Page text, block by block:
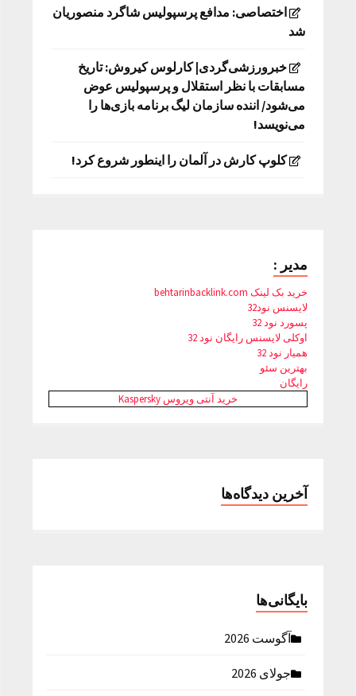
اختصاصی: مدافع پرسپولیس شاگرد منصوریان
شد
خبرورزشی‌گردی| کارلوس کیروش: تاریخ
مسابقات با نظر استقلال و پرسپولیس عوض
می‌شود/ اننده سازمان لیگ برنامه بازی‌ها را
می‌نویسد!
کلوپ کارش در آلمان را اینطور شروع کرد!
مدیر :
خرید بک لینک behtarinbacklink.com
لایسنس نود32
پسورد نود 32
اوکلی لایسنس رایگان نود 32
همیار نود 32
بهترین سئو
رایگان
خرید آنتی ویروس Kaspersky
آخرین دیدگاه‌ها
بایگانی‌ها
آگوست 2026
جولای 2026